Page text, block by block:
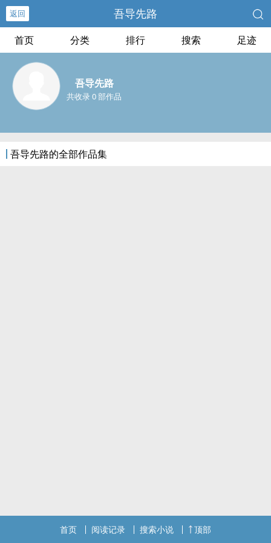
返回 吾导先路
首页 分类 排行 搜索 足迹
吾导先路
共收录 0 部作品
吾导先路的全部作品集
首页 阅读记录 搜索小说 顶部